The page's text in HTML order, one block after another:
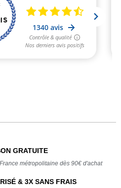
GRATUITE
métropolitaine dès 90€ d'achat
& 3X SANS FRAIS